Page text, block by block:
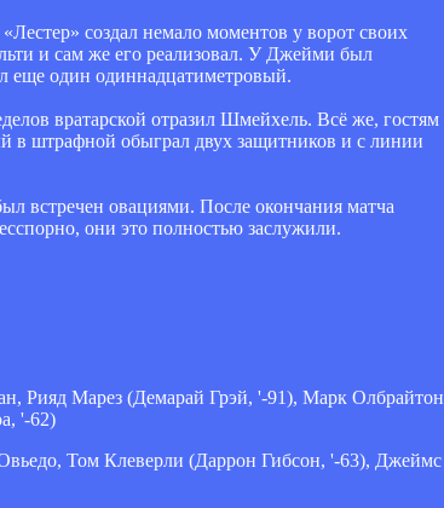
создал немало моментов у ворот своих
и сам же его реализовал. У Джейми был
еще один одиннадцатиметровый.
вратарской отразил Шмейхель. Всё же, гостям
в штрафной обыграл двух защитников и с линии
встречен овациями. После окончания матча
они это полностью заслужили.
Рияд Марез (Демарай Грэй, '-91), Марк Олбрайтон
'-62)
Том Клеверли (Даррон Гибсон, '-63), Джеймс